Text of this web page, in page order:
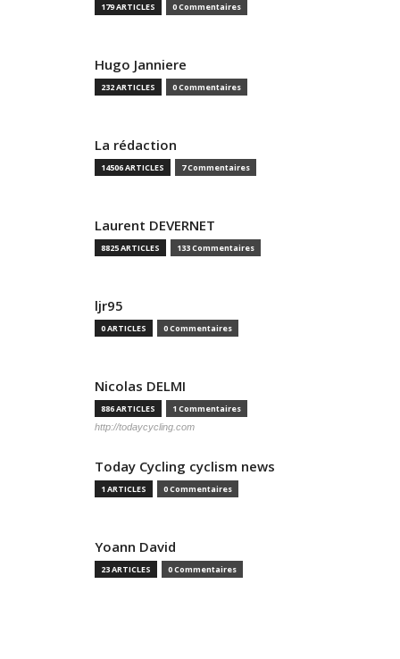
179 ARTICLES 0 Commentaires
Hugo Janniere
232 ARTICLES 0 Commentaires
La rédaction
14506 ARTICLES 7 Commentaires
Laurent DEVERNET
8825 ARTICLES 133 Commentaires
ljr95
0 ARTICLES 0 Commentaires
Nicolas DELMI
886 ARTICLES 1 Commentaires
http://todaycycling.com
Today Cycling cyclism news
1 ARTICLES 0 Commentaires
Yoann David
23 ARTICLES 0 Commentaires